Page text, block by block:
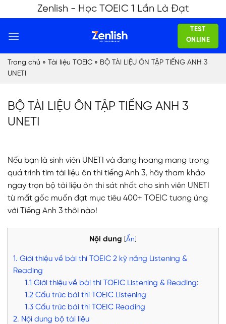
to
content
Zenlish - Học TOEIC 1 Lần Là Đạt
TEST
ONLINE
Trang chủ » Tài liệu TOEIC » BỘ TÀI LIỆU ÔN TẬP TIẾNG ANH 3
UNETI
BỘ TÀI LIỆU ÔN TẬP TIẾNG ANH 3
UNETI
Nếu bạn là sinh viên UNETI và đang hoang mang trong
quá trình tìm tài liệu ôn thi tiếng Anh 3, hãy tham khảo
ngay trọn bộ tài liệu ôn thi sát nhất cho sinh viên UNETI
từ mất gốc muốn đạt mục tiêu 400+ TOEIC tương ứng
với Tiếng Anh 3 thôi nào!
Nội dung Ẩn
1. Giới thiệu về bài thi TOEIC 2 kỹ năng Listening &
Reading
1.1 Giới thiệu về bài thi TOEIC Listening & Reading:
1.2 Cấu trúc bài thi TOEIC Listening
1.3 Cấu trúc bài thi TOEIC Reading
2. Nội dung bộ tài liệu